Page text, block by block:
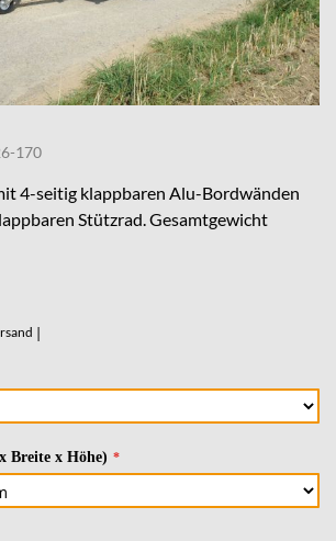
170
4-seitig klappbaren Alu-Bordwänden
Stützrad. Gesamtgewicht
|
Breite x Höhe)